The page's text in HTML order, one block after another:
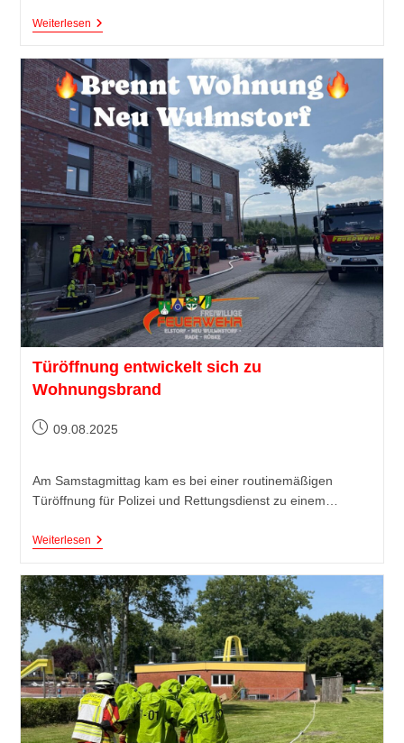
Weiterlesen
Türöffnung entwickelt sich zu
Wohnungsbrand
09.08.2025
Am Samstagmittag kam es bei einer routinemäßigen
Türöffnung für Polizei und Rettungsdienst zu einem…
Weiterlesen